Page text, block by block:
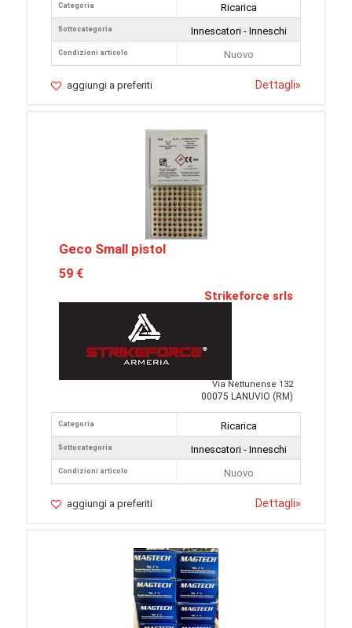
Categoria
Sottocategoria
Condizioni articolo
Ricarica
Innescatori - Inneschi
Nuovo
aggiungi a preferiti Dettagli»
Geco Small pistol
59 €
Strikeforce srls
Via Nettunense 132
00075 LANUVIO (RM)
Categoria
Sottocategoria
Condizioni articolo
Ricarica
Innescatori - Inneschi
Nuovo
aggiungi a preferiti Dettagli»